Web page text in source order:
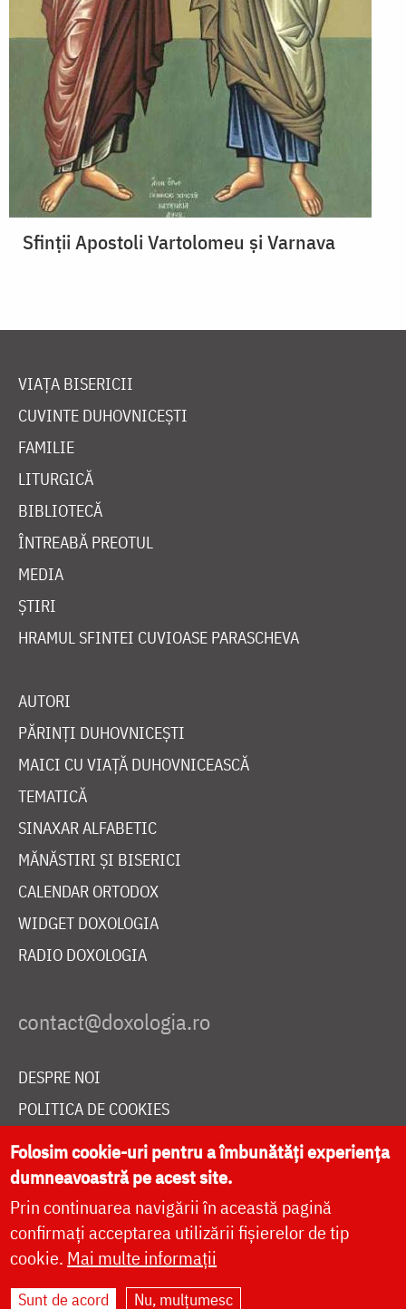
Sfinții Apostoli Vartolomeu și Varnava
VIAȚA BISERICII
CUVINTE DUHOVNICEȘTI
FAMILIE
LITURGICĂ
BIBLIOTECĂ
ÎNTREABĂ PREOTUL
MEDIA
ȘTIRI
HRAMUL SFINTEI CUVIOASE PARASCHEVA
AUTORI
PĂRINȚI DUHOVNICEȘTI
MAICI CU VIAȚĂ DUHOVNICEASCĂ
TEMATICĂ
SINAXAR ALFABETIC
MĂNĂSTIRI ȘI BISERICI
CALENDAR ORTODOX
WIDGET DOXOLOGIA
RADIO DOXOLOGIA
DESPRE NOI
POLITICA DE COOKIES
DONEAZĂ ONLINE PENTRU CATEDRALA NAȚIONALĂ
LIVE
Site dezvoltat deDOXOLOGIA MEDIA
Folosim cookie-uri pentru a îmbunătăți experiența
dumneavoastră pe acest site.
Prin continuarea navigării în această pagină
confirmați acceptarea utilizării fișierelor de tip
cookie. Mai multe informații
Sunt de acord Nu, mulțumesc